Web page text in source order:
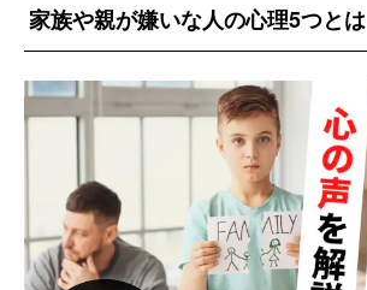
家族や親が嫌いな人の心理5つとは